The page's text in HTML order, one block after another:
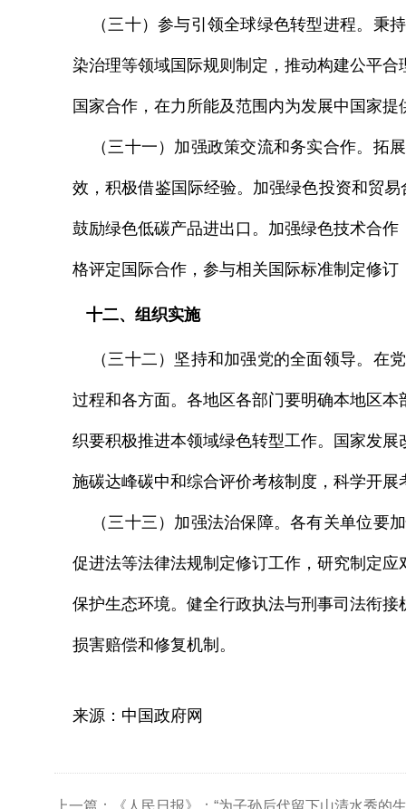
（三十）参与引领全球绿色转型进程。秉
染治理等领域国际规则制定，推动构建公平
国家合作，在力所能及范围内为发展中国家提
（三十一）加强政策交流和务实合作。拓
效，积极借鉴国际经验。加强绿色投资和贸易
鼓励绿色低碳产品进出口。加强绿色技术合
格评定国际合作，参与相关国际标准制定修
十二、组织实施
（三十二）坚持和加强党的全面领导。在
过程和各方面。各地区各部门要明确本地区
织要积极推进本领域绿色转型工作。国家发
施碳达峰碳中和综合评价考核制度，科学开
（三十三）加强法治保障。各有关单位要
促进法等法律法规制定修订工作，研究制定
保护生态环境。健全行政执法与刑事司法衔
损害赔偿和修复机制。
来源：中国政府网
上一篇：《人民日报》：“为子孙后代留下山清水秀的